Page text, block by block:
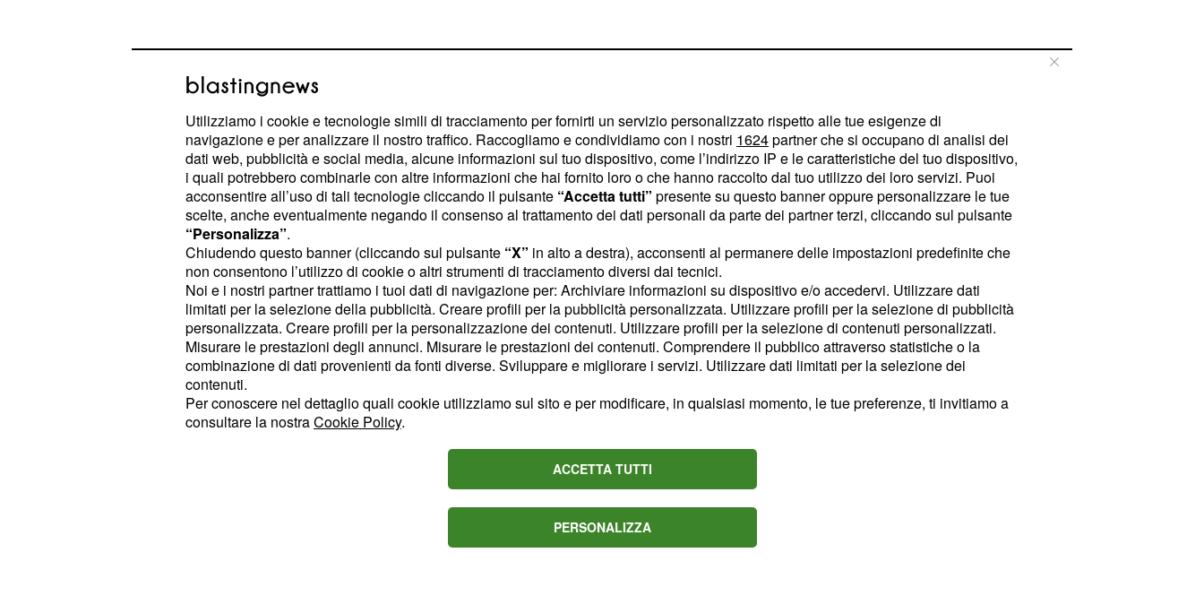
I dettagli della trattativa tra Alessio
Romagnoli e l'Al Sadd
Le negoziazioni tra la società biancoceleste e il club
qatariota si trovano in unafase decisamente avanzata.
Al Saddha manifestato uninteresse particolarmente
forte e concretoper Romagnoli, riconoscendo il suo ruolo
fondamentale e insostituibilenella difesa della Lazio nelle
ultime stagioni agonistiche. Questo trasferimento, qualora
dovesse concretizzarsi in via definitiva, segnerebbe la
conclusione di un capitolo importantenella carriera di
Romagnoli con la maglia della Lazio, un'esperienza che lo
ha visto protagonista indiscusso. Al momento, tuttavia, non
sono stati ancora divulgati idettagli economici
durata dell'eventuale
che legherebbe il difensore italiano alla squadra
dell'Al Sadd, aspetti cruciali che saranno definiti nelle
Utilizziamo i cookie e tecnologie simili di tracciamento per fornirti un servizio personalizzato rispetto alle tue esigenze di
navigazione e per analizzare il nostro traffico. Raccogliamo e condividiamo con i nostri 1624partner che si occupano di analisi dei
dati web, pubblicità e social media, alcune informazioni sul tuo dispositivo, come l’indirizzo IP e le caratteristiche del tuo dispositivo,
i quali potrebbero combinarle con altre informazioni che hai fornito loro o che hanno raccolto dal tuo utilizzo dei loro servizi. Puoi
acconsentire all’uso di tali tecnologie cliccando il pulsante “Accetta tutti” presente su questo banner oppure personalizzare le tue
scelte, anche eventualmente negando il consenso al trattamento dei dati personali da parte dei partner terzi, cliccando sul pulsante
“Personalizza”.
Chiudendo questo banner (cliccando sul pulsante “X” in alto a destra), acconsenti al permanere delle impostazioni predefinite che
non consentono l’utilizzo di cookie o altri strumenti di tracciamento diversi dai tecnici.
Noi e i nostri partner trattiamo i tuoi dati di navigazione per: Archiviare informazioni su dispositivo e/o accedervi. Utilizzare dati
limitati per la selezione della pubblicità. Creare profili per la pubblicità personalizzata. Utilizzare profili per la selezione di pubblicità
personalizzata. Creare profili per la personalizzazione dei contenuti. Utilizzare profili per la selezione di contenuti personalizzati.
Misurare le prestazioni degli annunci. Misurare le prestazioni dei contenuti. Comprendere il pubblico attraverso statistiche o la
combinazione di dati provenienti da fonti diverse. Sviluppare e migliorare i servizi. Utilizzare dati limitati per la selezione dei
contenuti.
Per conoscere nel dettaglio quali cookie utilizziamo sul sito e per modificare, in qualsiasi momento, le tue preferenze, ti invitiamo a
consultare la nostraCookie Policy.
ACCETTA TUTTI
PERSONALIZZA